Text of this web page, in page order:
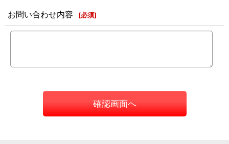
お問い合わせ内容 [必須]
確認画面へ